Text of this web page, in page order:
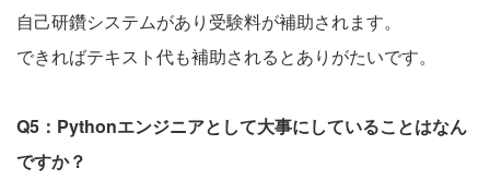
自己研鑽システムがあり受験料が補助されます。
できればテキスト代も補助されるとありがたいです。
Q5：Pythonエンジニアとして大事にしていることはなん
ですか？